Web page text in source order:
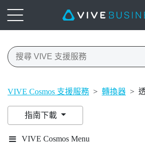
VIVE Cosmos 支援服務 > 轉換器 >
指南下載
VIVE Cosmos Menu